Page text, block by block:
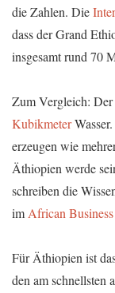
die Zahlen. Die
dass der Grand
insgesamt rund 70
Zum Vergleich: Der
Kubikmeter
erzeugen wie
Äthiopien werde
schreiben die
im African
Für Äthiopien ist
den am schnellsten